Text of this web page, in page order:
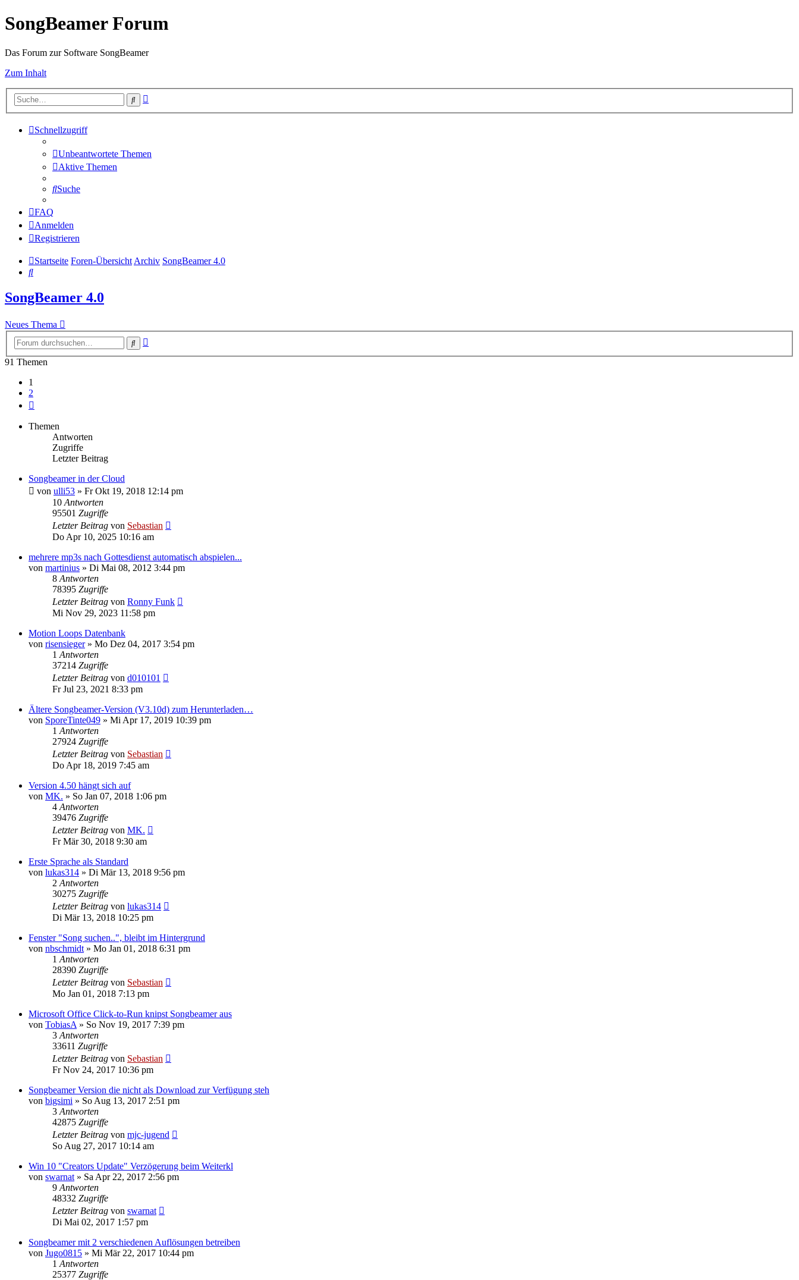
SongBeamer Forum
Das Forum zur Software SongBeamer
Zum Inhalt
Suche
Schnellzugriff
Unbeantwortete Themen
Aktive Themen
Suche
FAQ
Anmelden
Registrieren
Startseite Foren-ÜbersichtArchiv SongBeamer 4.0
Suche
SongBeamer 4.0
Neues Thema
Suche
91 Themen
1
2
Themen
Antworten
Zugriffe
Letzter Beitrag
Songbeamer in der Cloud
von ulli53 » Fr Okt 19, 2018 12:14 pm
10 Antworten
95501 Zugriffe
Letzter Beitrag von Sebastian
Do Apr 10, 2025 10:16 am
mehrere mp3s nach Gottesdienst automatisch abspielen...
von martinius » Di Mai 08, 2012 3:44 pm
8 Antworten
78395 Zugriffe
Letzter Beitrag von Ronny Funk
Mi Nov 29, 2023 11:58 pm
Motion Loops Datenbank
von risensieger» Mo Dez 04, 2017 3:54 pm
1 Antworten
37214 Zugriffe
Letzter Beitrag von d010101
Fr Jul 23, 2021 8:33 pm
Ältere Songbeamer-Version (V3.10d) zum Herunterladen…
von SporeTinte049 » Mi Apr 17, 2019 10:39 pm
1 Antworten
27924 Zugriffe
Letzter Beitrag von Sebastian
Do Apr 18, 2019 7:45 am
Version 4.50 hängt sich auf
von MK. » So Jan 07, 2018 1:06 pm
4 Antworten
39476 Zugriffe
Letzter Beitrag von MK.
Fr Mär 30, 2018 9:30 am
Erste Sprache als Standard
von lukas314 » Di Mär 13, 2018 9:56 pm
2 Antworten
30275 Zugriffe
Letzter Beitrag von lukas314
Di Mär 13, 2018 10:25 pm
Fenster "Song suchen..", bleibt im Hintergrund
von nbschmidt » Mo Jan 01, 2018 6:31 pm
1 Antworten
28390 Zugriffe
Letzter Beitrag von Sebastian
Mo Jan 01, 2018 7:13 pm
Microsoft Office Click-to-Run knipst Songbeamer aus
von TobiasA » So Nov 19, 2017 7:39 pm
3 Antworten
33611 Zugriffe
Letzter Beitrag von Sebastian
Fr Nov 24, 2017 10:36 pm
Songbeamer Version die nicht als Download zur Verfügung steh
von bigsimi » So Aug 13, 2017 2:51 pm
3 Antworten
42875 Zugriffe
Letzter Beitrag von mjc-jugend
So Aug 27, 2017 10:14 am
Win 10 "Creators Update" Verzögerung beim Weiterkl
von swarnat » Sa Apr 22, 2017 2:56 pm
9 Antworten
48332 Zugriffe
Letzter Beitrag von swarnat
Di Mai 02, 2017 1:57 pm
Songbeamer mit 2 verschiedenen Auflösungen betreiben
von Jugo0815 » Mi Mär 22, 2017 10:44 pm
1 Antworten
25377 Zugriffe